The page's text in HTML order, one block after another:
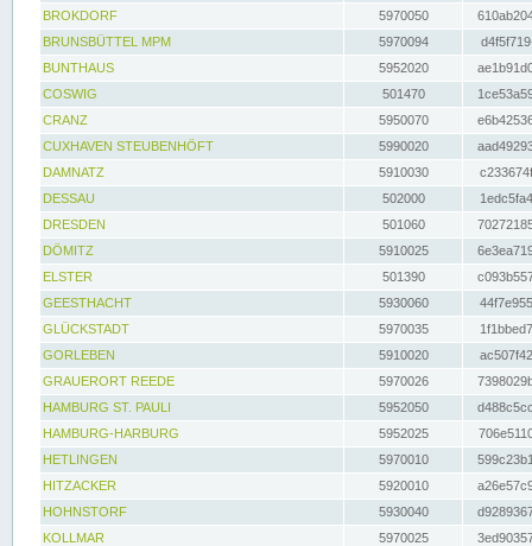
BROKDORF
5970050
BRUNSBÜTTEL MPM
5970094
BUNTHAUS
5952020
COSWIG
501470
CRANZ
5950070
CUXHAVEN STEUBENHÖFT
5990020
DAMNATZ
5910030
DESSAU
502000
DRESDEN
501060
DÖMITZ
5910025
ELSTER
501390
GEESTHACHT
5930060
GLÜCKSTADT
5970035
GORLEBEN
5910020
GRAUERORT REEDE
5970026
HAMBURG ST. PAULI
5952050
HAMBURG-HARBURG
5952025
HETLINGEN
5970010
HITZACKER
5920010
HOHNSTORF
5930040
KOLLMAR
5970025